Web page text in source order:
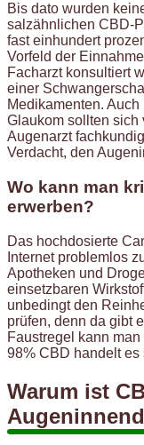
Bis dato wurden
salzähnlichen CBD-
fast einhundert
Vorfeld der
Facharzt konsultiert
einer
Medikamenten.
Glaukom sollten sich
Augenarzt
Verdacht, den
Wo kann man
erwerben?
Das hochdosierte
Internet problemlos
Apotheken und
einsetzbaren
unbedingt den
prüfen, denn da gibt
Faustregel kann
98% CBD handelt
Warum ist